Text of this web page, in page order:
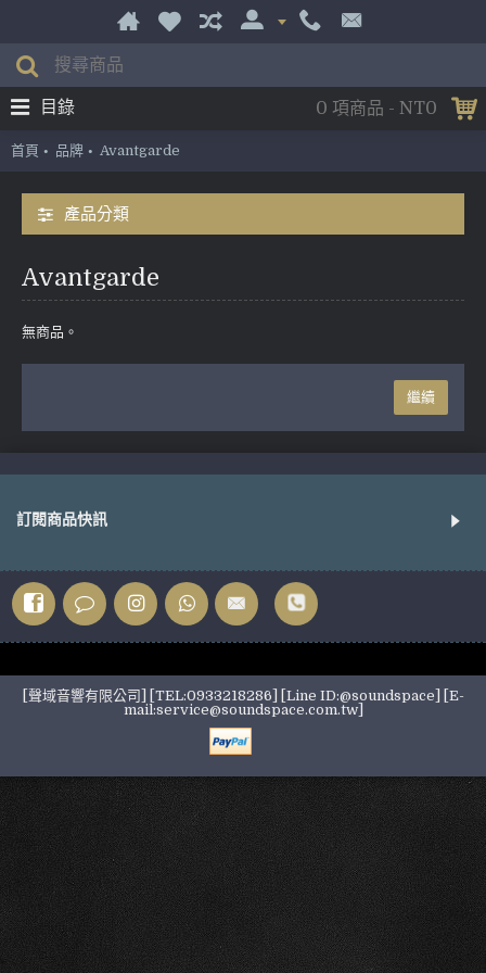
0 項商品 - NT0
目錄
首頁 品牌 Avantgarde
產品分類
Avantgarde
無商品。
繼續
訂閱商品快訊
[聲域音響有限公司] [TEL:0933218286] [Line ID:@soundspace] [E-
mail:service@soundspace.com.tw]